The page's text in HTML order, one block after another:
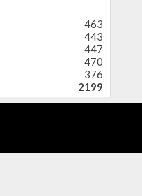
463
443
447
470
376
2199